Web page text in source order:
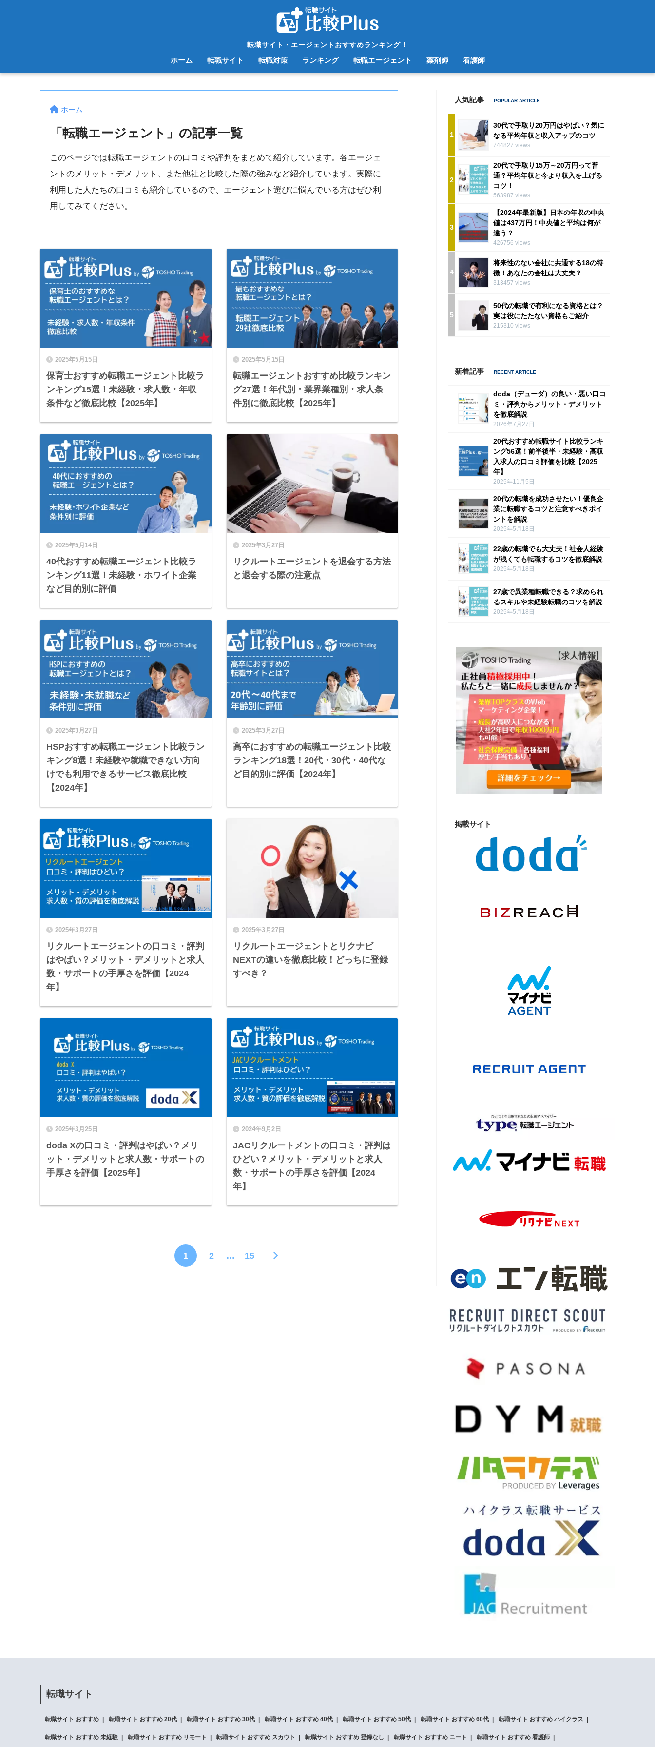
転職サイト・エージェントおすすめランキング！
ホーム 転職サイト 転職対策 ランキング 転職エージェント 薬剤師 看護師
ホーム
「転職エージェント」の記事一覧
このページでは転職エージェントの口コミや評判をまとめて紹介しています。各エージェ
ントのメリット・デメリット、また他社と比較した際の強みなど紹介しています。実際に
利用した人たちの口コミも紹介しているので、エージェント選びに悩んでいる方はぜひ利
用してみてください。
2025年5月15日
保育士おすすめ転職エージェント比較ラ
ンキング15選！未経験・求人数・年収
条件など徹底比較【2025年】
2025年5月15日
転職エージェントおすすめ比較ランキン
グ27選！年代別・業界業種別・求人条
件別に徹底比較【2025年】
2025年5月14日
40代おすすめ転職エージェント比較ラ
ンキング11選！未経験・ホワイト企業
など目的別に評価
2025年3月27日
リクルートエージェントを退会する方法
と退会する際の注意点
2025年3月27日
HSPおすすめ転職エージェント比較ラン
キング8選！未経験や就職できない方向
けでも利用できるサービス徹底比較
【2024年】
2025年3月27日
高卒におすすめの転職エージェント比較
ランキング18選！20代・30代・40代な
ど目的別に評価【2024年】
2025年3月27日
リクルートエージェントの口コミ・評判
はやばい？メリット・デメリットと求人
数・サポートの手厚さを評価【2024
年】
2025年3月27日
リクルートエージェントとリクナビ
NEXTの違いを徹底比較！どっちに登録
すべき？
2025年3月25日
doda Xの口コミ・評判はやばい？メリ
ット・デメリットと求人数・サポートの
手厚さを評価【2025年】
2024年9月2日
JACリクルートメントの口コミ・評判は
ひどい？メリット・デメリットと求人
数・サポートの手厚さを評価【2024
年】
1 2 … 15
人気記事
1
30代で手取り20万円はやばい？気に
なる平均年収と収入アップのコツ
744827 views
2
20代で手取り15万～20万円って普
通？平均年収と今より収入を上げる
コツ！
563987 views
3
【2024年最新版】日本の年収の中央
値は437万円！中央値と平均は何が
違う？
426756 views
4
将来性のない会社に共通する18の特
徴！あなたの会社は大丈夫？
313457 views
5
50代の転職で有利になる資格とは？
実は役にたたない資格もご紹介
215310 views
新着記事
doda（デューダ）の良い・悪い口コ
ミ・評判からメリット・デメリット
を徹底解説
2026年7月27日
20代おすすめ転職サイト比較ランキ
ング56選！前半後半・未経験・高収
入求人の口コミ評価を比較【2025
年】
2025年11月5日
20代の転職を成功させたい！優良企
業に転職するコツと注意すべきポイ
ントを解説
2025年5月18日
22歳の転職でも大丈夫！社会人経験
が浅くても転職するコツを徹底解説
2025年5月18日
27歳で異業種転職できる？求められ
るスキルや未経験転職のコツを解説
2025年5月18日
掲載サイト
転職サイト
転職サイト おすすめ 転職サイト おすすめ 20代 転職サイト おすすめ 30代 転職サイト おすすめ 40代 転職サイト おすすめ 50代 転職サイト おすすめ 60代 転職サイト おすすめ ハイクラス
転職サイト おすすめ 未経験 転職サイト おすすめ リモート 転職サイト おすすめ スカウト 転職サイト おすすめ 登録なし 転職サイト おすすめ ニート 転職サイト おすすめ 看護師